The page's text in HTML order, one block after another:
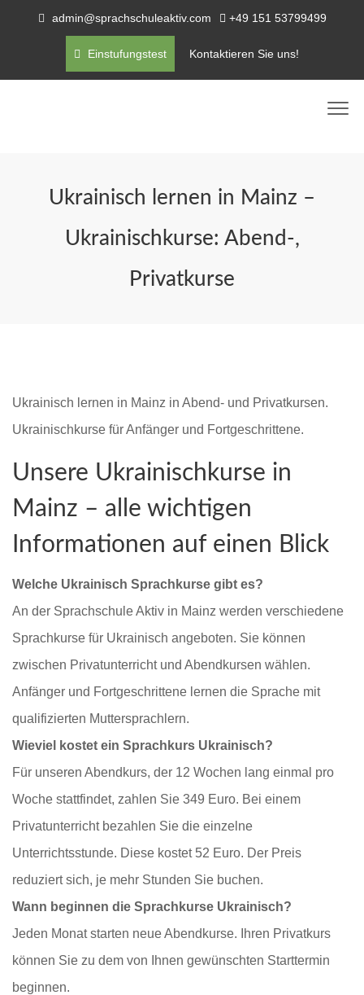
admin@sprachschuleaktiv.com +49 151 53799499
Einstufungstest Kontaktieren Sie uns!
Ukrainisch lernen in Mainz –
Ukrainischkurse: Abend-,
Privatkurse
Ukrainisch lernen in Mainz in Abend- und Privatkursen.
Ukrainischkurse für Anfänger und Fortgeschrittene.
Unsere Ukrainischkurse in
Mainz – alle wichtigen
Informationen auf einen Blick
Welche Ukrainisch Sprachkurse gibt es?
An der Sprachschule Aktiv in Mainz werden verschiedene
Sprachkurse für Ukrainisch angeboten. Sie können
zwischen Privatunterricht und Abendkursen wählen.
Anfänger und Fortgeschrittene lernen die Sprache mit
qualifizierten Muttersprachlern.
Wieviel kostet ein Sprachkurs Ukrainisch?
Für unseren Abendkurs, der 12 Wochen lang einmal pro
Woche stattfindet, zahlen Sie 349 Euro. Bei einem
Privatunterricht bezahlen Sie die einzelne
Unterrichtsstunde. Diese kostet 52 Euro. Der Preis
reduziert sich, je mehr Stunden Sie buchen.
Wann beginnen die Sprachkurse Ukrainisch?
Jeden Monat starten neue Abendkurse. Ihren Privatkurs
können Sie zu dem von Ihnen gewünschten Starttermin
beginnen.